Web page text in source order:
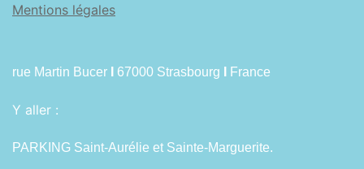
Mentions légales
rue Martin Bucer 67000 Strasbourg France
Y aller :
PARKING Saint-Aurélie et Sainte-Marguerite.